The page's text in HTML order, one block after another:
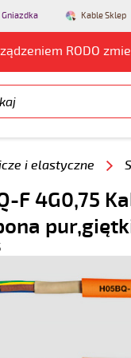
Gniazdka Kable Sklep
RODO
i elastyczne
F 4G0,75